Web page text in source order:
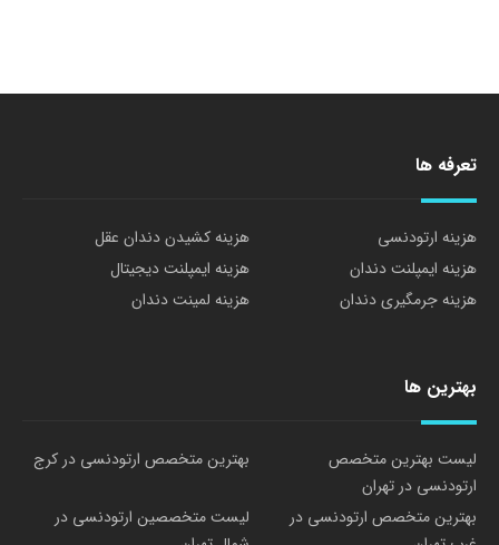
تعرفه ها
هزینه ارتودنسی
هزینه کشیدن دندان عقل
هزینه ایمپلنت دندان
هزینه ایمپلنت دیجیتال
هزینه جرمگیری دندان
هزینه لمینت دندان
بهترین ها
لیست بهترین متخصص
ارتودنسی در تهران
بهترین متخصص ارتودنسی در کرج
بهترین متخصص ارتودنسی در
لیست متخصصین ارتودنسی در